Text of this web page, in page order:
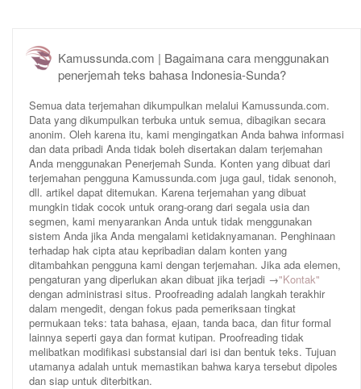
Kamussunda.com | Bagaimana cara menggunakan
penerjemah teks bahasa Indonesia-Sunda?
Semua data terjemahan dikumpulkan melalui Kamussunda.com.
Data yang dikumpulkan terbuka untuk semua, dibagikan secara
anonim. Oleh karena itu, kami mengingatkan Anda bahwa informasi
dan data pribadi Anda tidak boleh disertakan dalam terjemahan
Anda menggunakan Penerjemah Sunda. Konten yang dibuat dari
terjemahan pengguna Kamussunda.com juga gaul, tidak senonoh,
dll. artikel dapat ditemukan. Karena terjemahan yang dibuat
mungkin tidak cocok untuk orang-orang dari segala usia dan
segmen, kami menyarankan Anda untuk tidak menggunakan
sistem Anda jika Anda mengalami ketidaknyamanan. Penghinaan
terhadap hak cipta atau kepribadian dalam konten yang
ditambahkan pengguna kami dengan terjemahan. Jika ada elemen,
pengaturan yang diperlukan akan dibuat jika terjadi →"Kontak"
dengan administrasi situs. Proofreading adalah langkah terakhir
dalam mengedit, dengan fokus pada pemeriksaan tingkat
permukaan teks: tata bahasa, ejaan, tanda baca, dan fitur formal
lainnya seperti gaya dan format kutipan. Proofreading tidak
melibatkan modifikasi substansial dari isi dan bentuk teks. Tujuan
utamanya adalah untuk memastikan bahwa karya tersebut dipoles
dan siap untuk diterbitkan.